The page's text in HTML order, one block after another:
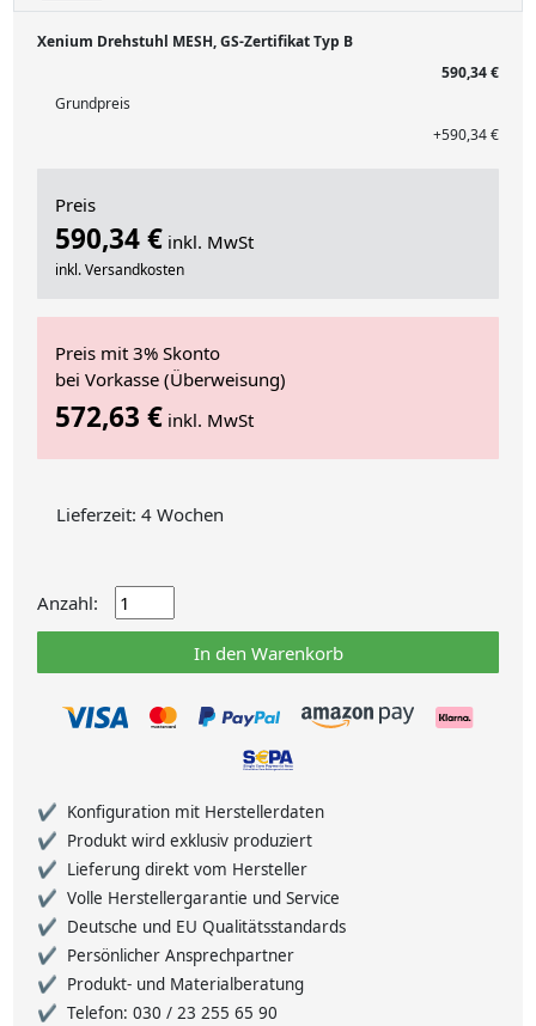
Xenium Drehstuhl MESH, GS-Zertifikat Typ B
590,34 €
Grundpreis
+590,34 €
Preis
590,34 € inkl. MwSt
inkl. Versandkosten
Preis mit 3% Skonto
bei Vorkasse (Überweisung)
572,63 € inkl. MwSt
Lieferzeit: 4 Wochen
Anzahl:
In den Warenkorb
Konfiguration mit Herstellerdaten
Produkt wird exklusiv produziert
Lieferung direkt vom Hersteller
Volle Herstellergarantie und Service
Deutsche und EU Qualitätsstandards
Persönlicher Ansprechpartner
Produkt- und Materialberatung
Telefon: 030 / 23 255 65 90